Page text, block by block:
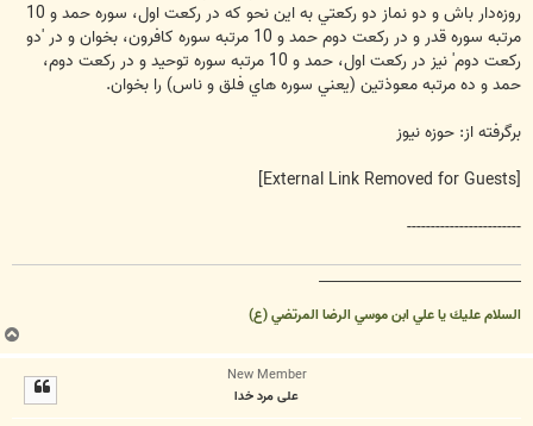
روزه‌دار باش و دو نماز دو ركعتي به اين نحو كه در ركعت اول، سوره حمد و 10
مرتبه سوره قدر و در ركعت دوم حمد و 10 مرتبه سوره كافرون، بخوان و در 'دو
ركعت دوم' نيز در ركعت اول، حمد و 10 مرتبه سوره توحيد و در ركعت دوم،
حمد و ده مرتبه معوذتين (يعني سوره هاي فلق و ناس) را بخوان.
برگرفته از: حوزه نيوز
------------------------
__________________________________
السلام عليك يا علي ابن موسي الرضا المرتضي (ع)
ب
ا
New Member
علی مرد خدا